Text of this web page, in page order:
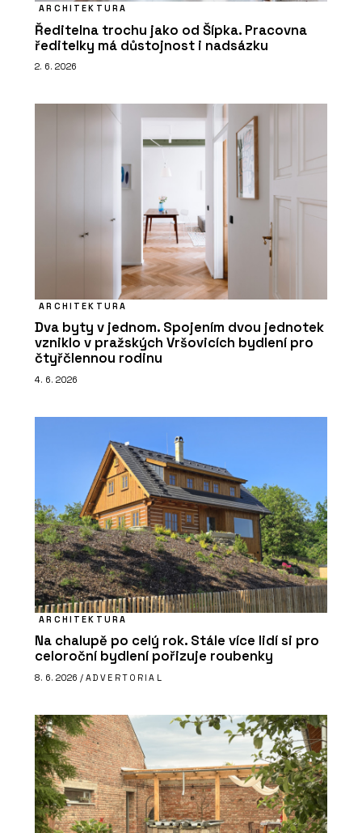
ARCHITEKTURA
Ředitelna trochu jako od Šípka. Pracovna
ředitelky má důstojnost i nadsázku
2. 6. 2026
ARCHITEKTURA
Dva byty v jednom. Spojením dvou jednotek
vzniklo v pražských Vršovicích bydlení pro
čtyřčlennou rodinu
4. 6. 2026
ARCHITEKTURA
Na chalupě po celý rok. Stále více lidí si pro
celoroční bydlení pořizuje roubenky
8. 6. 2026 / ADVERTORIAL